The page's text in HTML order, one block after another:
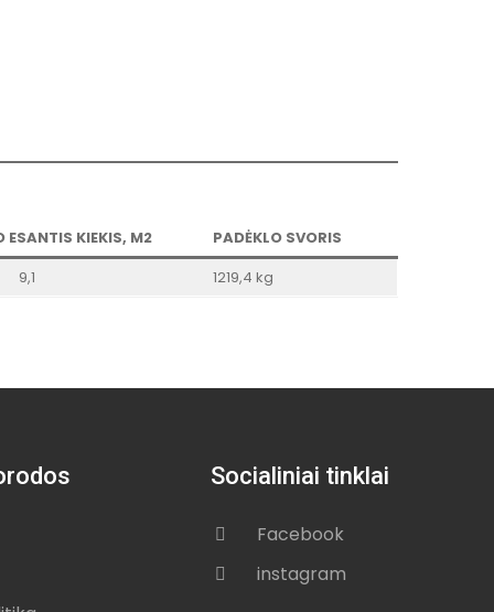
ESANTIS KIEKIS, M2
PADĖKLO SVORIS
9,1 1219,4 kg
Socialiniai tinklai
Facebook
instagram